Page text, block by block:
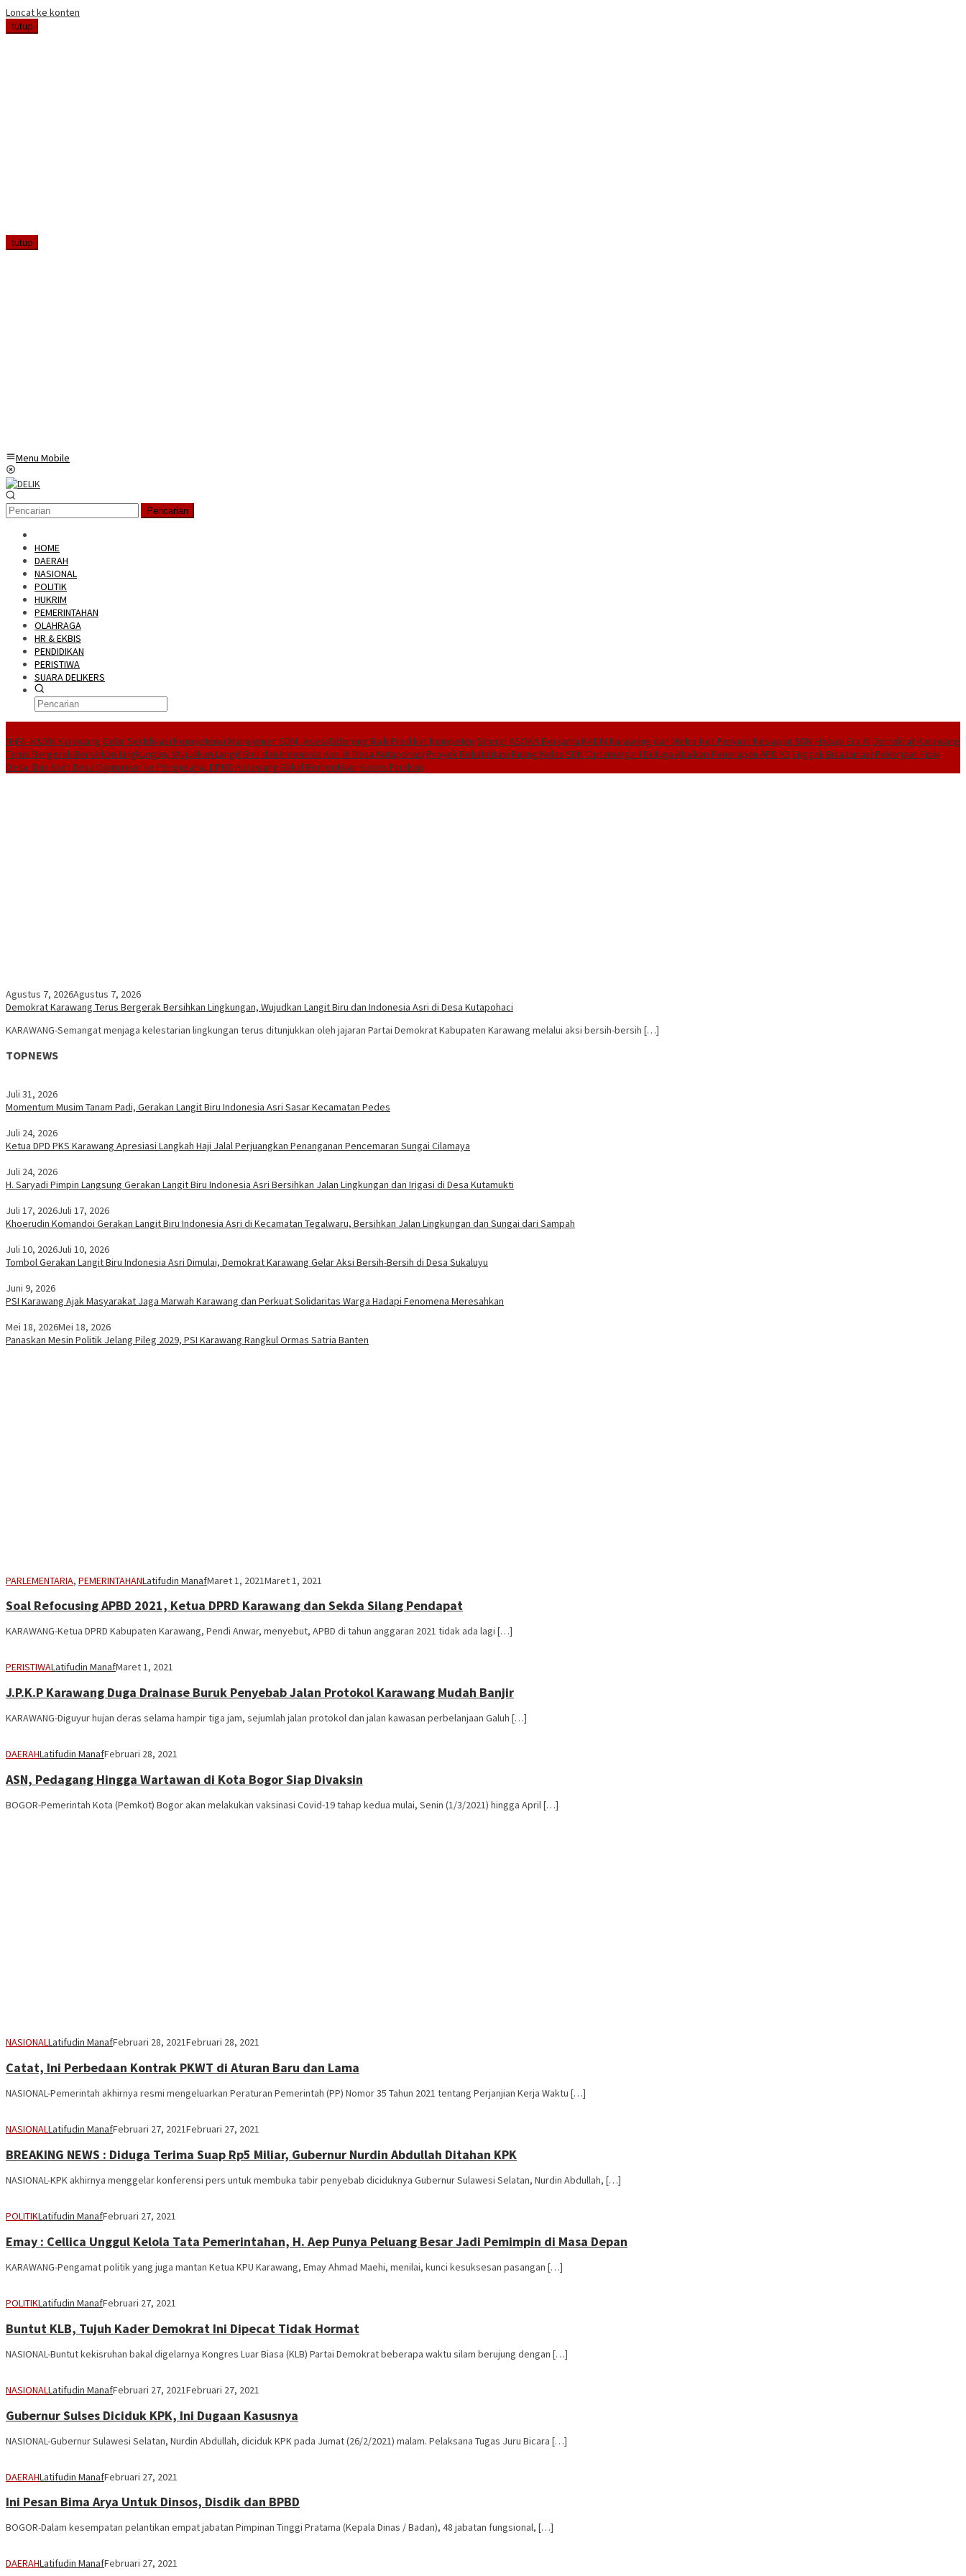
Loncat ke konten
tutup
tutup
Menu Mobile
Pencarian
HOME
DAERAH
NASIONAL
POLITIK
HUKRIM
PEMERINTAHAN
OLAHRAGA
HR & EKBIS
PENDIDIKAN
PERISTIWA
SUARA DELIKERS
NHRI–KADIN Karawang Gelar Sertifikasi Kompetensi Manajemen SDM, Asesi Didorong Raih Predikat Kompeten Sinergi ASOKA Bersama KADIN Karawang dan Metra-Net Perkuat Kesiapan SDM Hadapi Era AI Demokrat Karawang
Terus Bergerak Bersihkan Lingkungan, Wujudkan Langit Biru dan Indonesia Asri di Desa Kutapohaci Proyek Rehabilitasi Ruang Kelas SDN Ciptamarga II Diduga Abaikan Penerapan APD K3 Enggak Bisa Lunasi Pekerjaan Fisik
Desa, Dua Aset Desa Dijaminkan ke Pengusaha, DPMD Karawang Bakal Berhentikan Kades Parakan
Agustus 7, 2026Agustus 7, 2026
Demokrat Karawang Terus Bergerak Bersihkan Lingkungan, Wujudkan Langit Biru dan Indonesia Asri di Desa Kutapohaci
KARAWANG-Semangat menjaga kelestarian lingkungan terus ditunjukkan oleh jajaran Partai Demokrat Kabupaten Karawang melalui aksi bersih-bersih […]
TOPNEWS
Juli 31, 2026
Momentum Musim Tanam Padi, Gerakan Langit Biru Indonesia Asri Sasar Kecamatan Pedes
Juli 24, 2026
Ketua DPD PKS Karawang Apresiasi Langkah Haji Jalal Perjuangkan Penanganan Pencemaran Sungai Cilamaya
Juli 24, 2026
H. Saryadi Pimpin Langsung Gerakan Langit Biru Indonesia Asri Bersihkan Jalan Lingkungan dan Irigasi di Desa Kutamukti
Juli 17, 2026Juli 17, 2026
Khoerudin Komandoi Gerakan Langit Biru Indonesia Asri di Kecamatan Tegalwaru, Bersihkan Jalan Lingkungan dan Sungai dari Sampah
Juli 10, 2026Juli 10, 2026
Tombol Gerakan Langit Biru Indonesia Asri Dimulai, Demokrat Karawang Gelar Aksi Bersih-Bersih di Desa Sukaluyu
Juni 9, 2026
PSI Karawang Ajak Masyarakat Jaga Marwah Karawang dan Perkuat Solidaritas Warga Hadapi Fenomena Meresahkan
Mei 18, 2026Mei 18, 2026
Panaskan Mesin Politik Jelang Pileg 2029, PSI Karawang Rangkul Ormas Satria Banten
PARLEMENTARIA, PEMERINTAHANLatifudin ManafMaret 1, 2021Maret 1, 2021
Soal Refocusing APBD 2021, Ketua DPRD Karawang dan Sekda Silang Pendapat
KARAWANG-Ketua DPRD Kabupaten Karawang, Pendi Anwar, menyebut, APBD di tahun anggaran 2021 tidak ada lagi […]
PERISTIWALatifudin ManafMaret 1, 2021
J.P.K.P Karawang Duga Drainase Buruk Penyebab Jalan Protokol Karawang Mudah Banjir
KARAWANG-Diguyur hujan deras selama hampir tiga jam, sejumlah jalan protokol dan jalan kawasan perbelanjaan Galuh […]
DAERAHLatifudin ManafFebruari 28, 2021
ASN, Pedagang Hingga Wartawan di Kota Bogor Siap Divaksin
BOGOR-Pemerintah Kota (Pemkot) Bogor akan melakukan vaksinasi Covid-19 tahap kedua mulai, Senin (1/3/2021) hingga April […]
NASIONALLatifudin ManafFebruari 28, 2021Februari 28, 2021
Catat, Ini Perbedaan Kontrak PKWT di Aturan Baru dan Lama
NASIONAL-Pemerintah akhirnya resmi mengeluarkan Peraturan Pemerintah (PP) Nomor 35 Tahun 2021 tentang Perjanjian Kerja Waktu […]
NASIONALLatifudin ManafFebruari 27, 2021Februari 27, 2021
BREAKING NEWS : Diduga Terima Suap Rp5 Miliar, Gubernur Nurdin Abdullah Ditahan KPK
NASIONAL-KPK akhirnya menggelar konferensi pers untuk membuka tabir penyebab diciduknya Gubernur Sulawesi Selatan, Nurdin Abdullah, […]
POLITIKLatifudin ManafFebruari 27, 2021
Emay : Cellica Unggul Kelola Tata Pemerintahan, H. Aep Punya Peluang Besar Jadi Pemimpin di Masa Depan
KARAWANG-Pengamat politik yang juga mantan Ketua KPU Karawang, Emay Ahmad Maehi, menilai, kunci kesuksesan pasangan […]
POLITIKLatifudin ManafFebruari 27, 2021
Buntut KLB, Tujuh Kader Demokrat Ini Dipecat Tidak Hormat
NASIONAL-Buntut kekisruhan bakal digelarnya Kongres Luar Biasa (KLB) Partai Demokrat beberapa waktu silam berujung dengan […]
NASIONALLatifudin ManafFebruari 27, 2021Februari 27, 2021
Gubernur Sulses Diciduk KPK, Ini Dugaan Kasusnya
NASIONAL-Gubernur Sulawesi Selatan, Nurdin Abdullah, diciduk KPK pada Jumat (26/2/2021) malam. Pelaksana Tugas Juru Bicara […]
DAERAHLatifudin ManafFebruari 27, 2021
Ini Pesan Bima Arya Untuk Dinsos, Disdik dan BPBD
BOGOR-Dalam kesempatan pelantikan empat jabatan Pimpinan Tinggi Pratama (Kepala Dinas / Badan), 48 jabatan fungsional, […]
DAERAHLatifudin ManafFebruari 27, 2021